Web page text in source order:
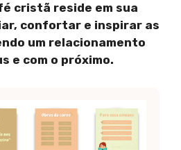
cristã reside em sua
confortar e inspirar as
um relacionamento
e com o próximo.